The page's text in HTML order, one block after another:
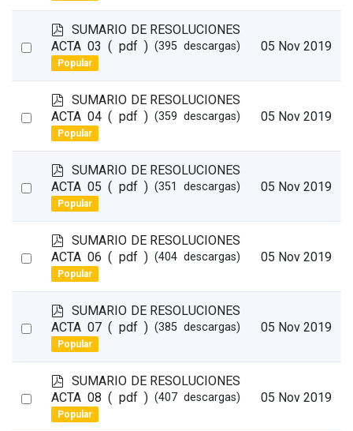
Select
p
d
f
SUMARIO DE RESOLUCIONES
ACTA 03 ( pdf ) (395 descargas)
Popular
05 Nov 2019
Select
p
d
f
SUMARIO DE RESOLUCIONES
ACTA 04 ( pdf ) (359 descargas)
Popular
05 Nov 2019
Select
p
d
f
SUMARIO DE RESOLUCIONES
ACTA 05 ( pdf ) (351 descargas)
Popular
05 Nov 2019
Select
p
d
f
SUMARIO DE RESOLUCIONES
ACTA 06 ( pdf ) (404 descargas)
Popular
05 Nov 2019
Select
p
d
f
SUMARIO DE RESOLUCIONES
ACTA 07 ( pdf ) (385 descargas)
Popular
05 Nov 2019
Select
p
d
f
SUMARIO DE RESOLUCIONES
ACTA 08 ( pdf ) (407 descargas)
Popular
05 Nov 2019